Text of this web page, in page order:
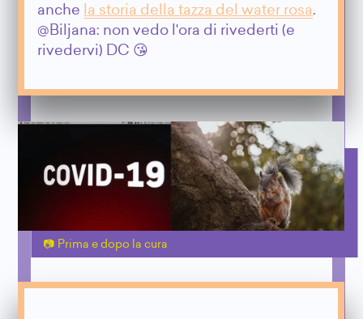
anche la storia della tazza del water rosa.
@Biljana: non vedo l'ora di rivederti (e
rivedervi) DC 😘
Prima e dopo la cura